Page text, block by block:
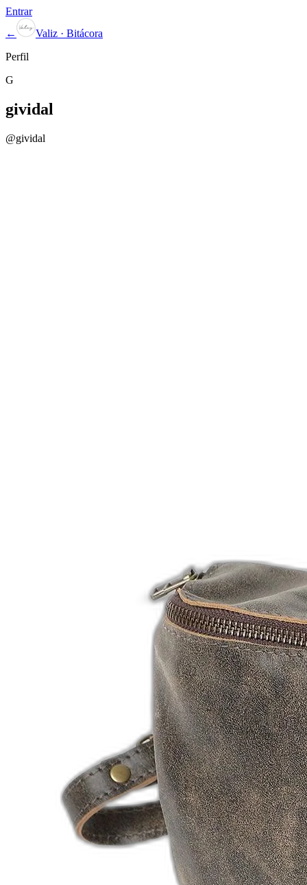
Entrar
←
Valiz · Bitácora
Perfil
G
gividal
@gividal